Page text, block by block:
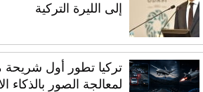
إلى الليرة التركية
تركيا تطور أول شريحة
لمعالجة الصور بالذكاء